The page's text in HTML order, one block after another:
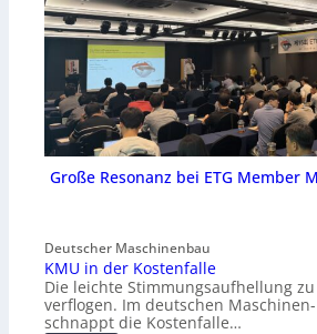
Große Resonanz bei ETG Member
Deutscher Maschinenbau
KMU in der Kostenfalle
Die leichte Stimmungsaufhellung
verflogen. Im deutschen
schnappt die Kostenfalle…